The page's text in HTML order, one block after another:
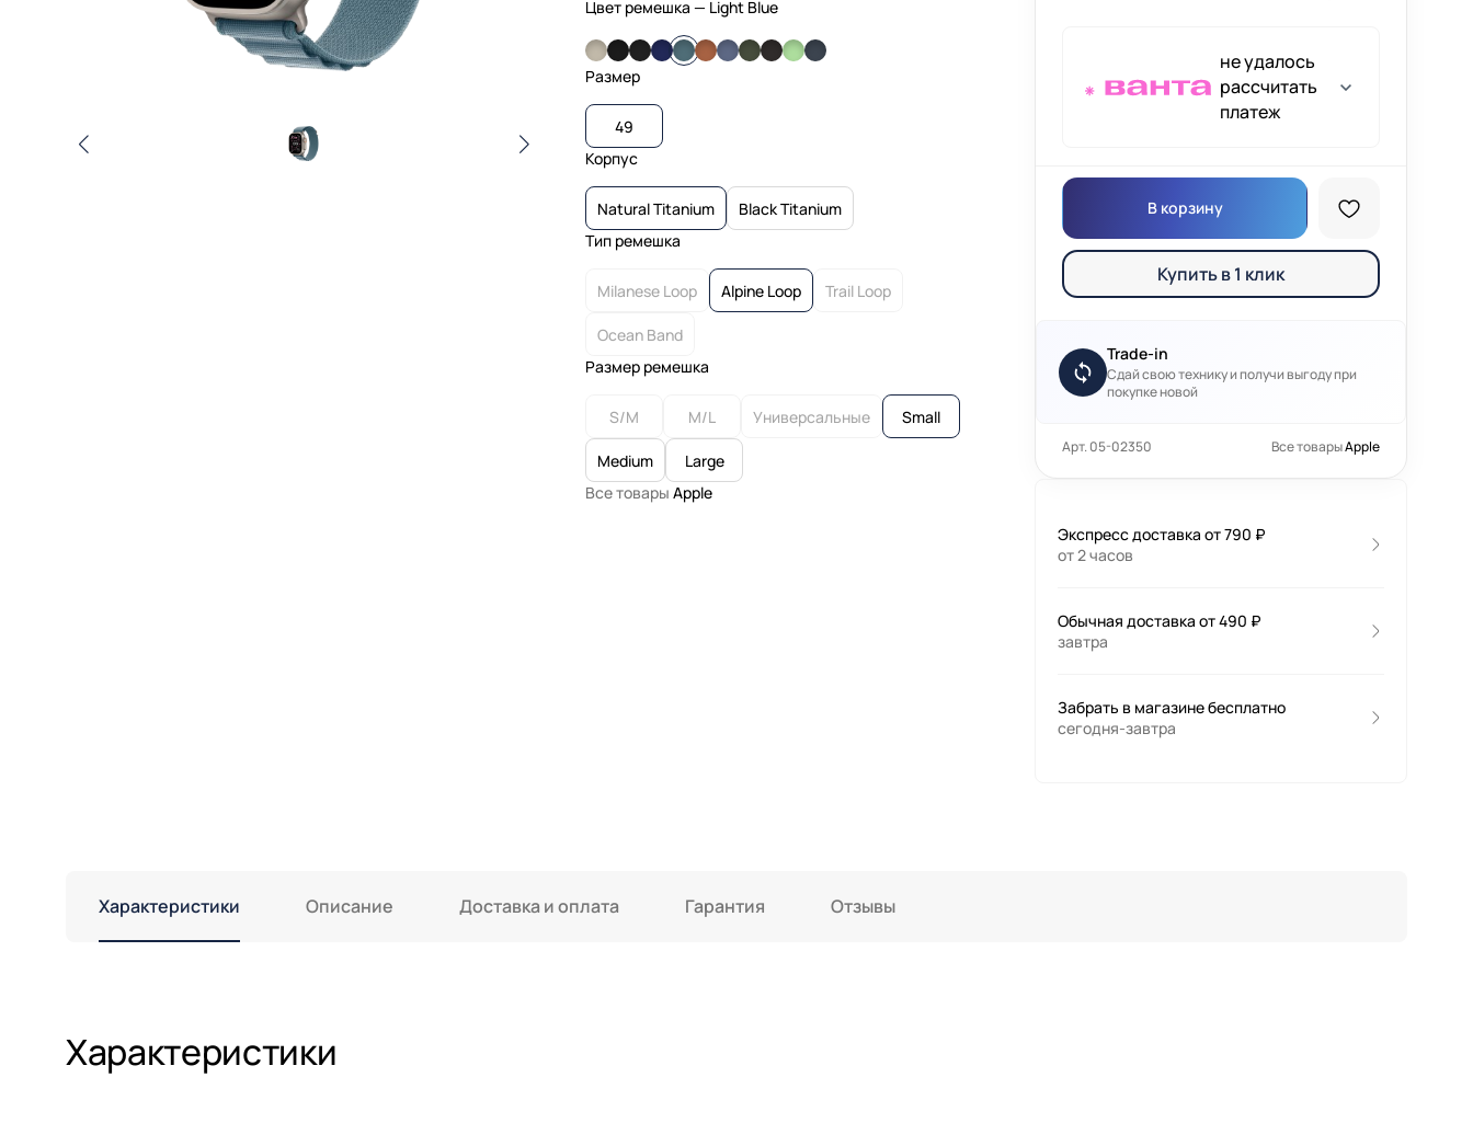
Цвет ремешка — Light Blue
Размер
49
Корпус
Natural Titanium
Black Titanium
Тип ремешка
Milanese Loop Alpine Loop Trail Loop
Ocean Band
Размер ремешка
S/M M/L Универсальные Small
Medium
Large
Все товары Apple
не удалось
рассчитать
платеж
В корзину
Купить в 1 клик
Trade-in
Сдай свою технику и получи выгоду при
покупке новой
Арт. 05-02350 Все товарыApple
Экспресс доставка от 790 ₽
от 2 часов
Обычная доставка от 490 ₽
завтра
Забрать в магазине бесплатно
сегодня-завтра
Характеристики Описание Доставка и оплата Гарантия Отзывы
Характеристики